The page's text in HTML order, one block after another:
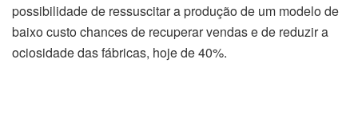
possibilidade de ressuscitar a produção de um modelo de
baixo custo chances de recuperar vendas e de reduzir a
ociosidade das fábricas, hoje de 40%.